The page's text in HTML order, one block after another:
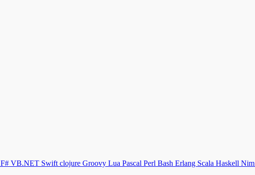
F# VB.NET Swift clojure Groovy Lua Pascal Perl Bash Erlang Scala Haskell Nim